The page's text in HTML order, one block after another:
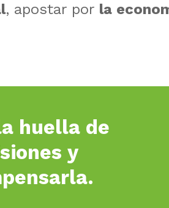
, apostar por la
huella de
y